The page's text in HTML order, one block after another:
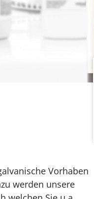
Vorhaben
werden unsere